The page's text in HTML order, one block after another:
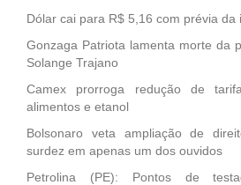
Dólar cai para R$ 5,16 com prévia da
Gonzaga Patriota lamenta morte da
Solange Trajano
Camex prorroga redução de
alimentos e etanol
Bolsonaro veta ampliação de
surdez em apenas um dos ouvidos
Petrolina (PE): Pontos de